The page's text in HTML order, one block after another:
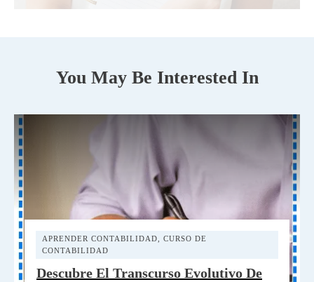
You May Be Interested In
APRENDER CONTABILIDAD, CURSO DE
CONTABILIDAD
Descubre El Transcurso Evolutivo De